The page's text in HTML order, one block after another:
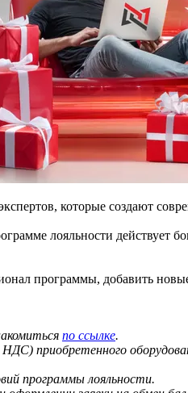
которые создают
лояльности действует
программы, добавить
по ссылке.
приобретенного
программы лояльности.